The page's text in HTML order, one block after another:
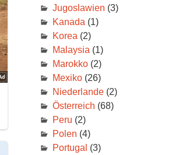
Jugoslawien (3)
Kanada (1)
Korea (2)
Malaysia (1)
Marokko(2)
Mexiko(26)
Niederlande(2)
Österreich (68)
Peru (2)
Polen (4)
Portugal (3)